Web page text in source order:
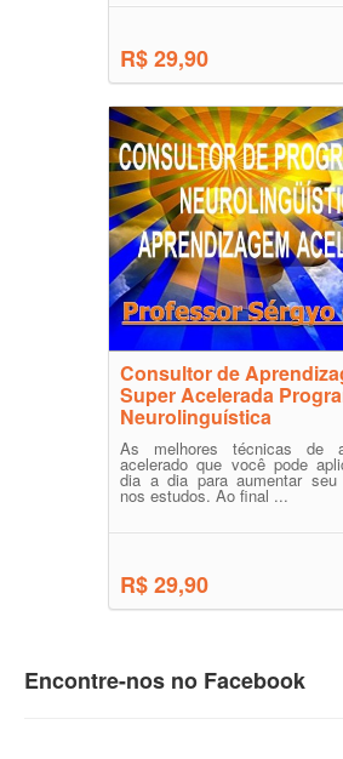
R$ 29,90
Consultor de
Super Acelerada
Neurolinguística
As melhores técnicas de
acelerado que você pode
dia a dia para aumentar seu
nos estudos. Ao final ...
R$ 29,90
Encontre-nos no Facebook